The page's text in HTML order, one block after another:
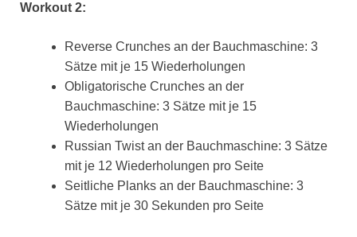
Workout 2:
Reverse Crunches an der Bauchmaschine: 3
Sätze mit je 15 Wiederholungen
Obligatorische Crunches an der
Bauchmaschine: 3 Sätze mit je 15
Wiederholungen
Russian Twist an der Bauchmaschine: 3 Sätze
mit je 12 Wiederholungen pro Seite
Seitliche Planks an der Bauchmaschine: 3
Sätze mit je 30 Sekunden pro Seite